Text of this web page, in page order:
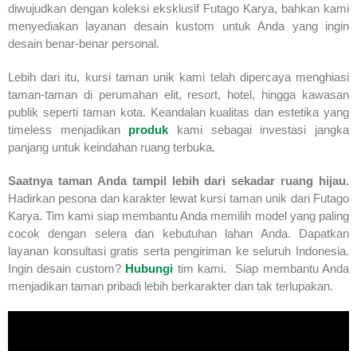
diwujudkan dengan koleksi eksklusif Futago Karya, bahkan kami
menyediakan layanan desain kustom untuk Anda yang ingin
desain benar-benar personal.
Lebih dari itu, kursi taman unik kami telah dipercaya menghiasi
taman-taman di perumahan elit, resort, hotel, hingga kawasan
publik seperti taman kota. Keandalan kualitas dan estetika yang
timeless menjadikan produk kami sebagai investasi jangka
panjang untuk keindahan ruang terbuka.
Saatnya taman Anda tampil lebih dari sekadar ruang hijau.
Hadirkan pesona dan karakter lewat kursi taman unik dari Futago
Karya. Tim kami siap membantu Anda memilih model yang paling
cocok dengan selera dan kebutuhan lahan Anda. Dapatkan
layanan konsultasi gratis serta pengiriman ke seluruh Indonesia.
Ingin desain custom? Hubungi tim kami. Siap membantu Anda
menjadikan taman pribadi lebih berkarakter dan tak terlupakan.